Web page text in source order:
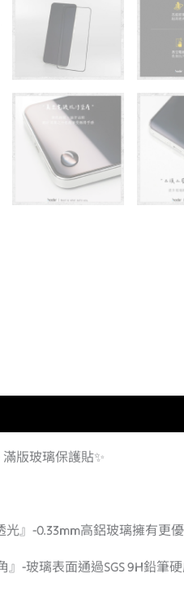
滿版玻璃保護貼✨
』-0.33mm高鋁玻璃擁有更
』-玻璃表面通過SGS 9H鉛筆